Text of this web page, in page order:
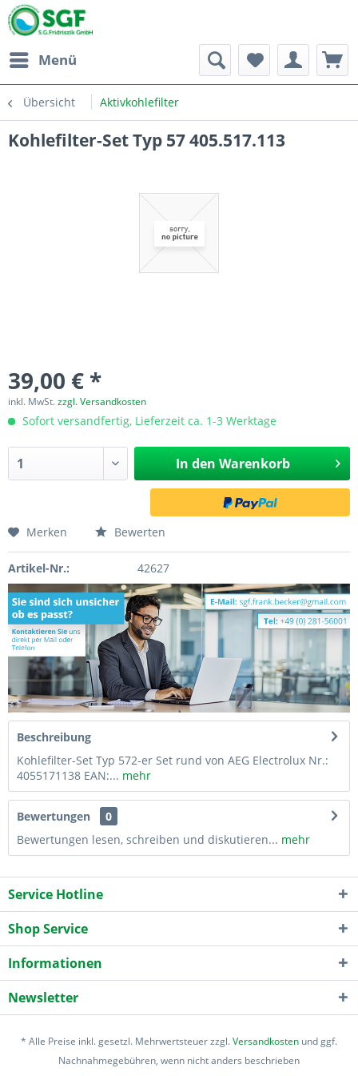
Menü
Übersicht Aktivkohlefilter
Kohlefilter-Set Typ 57 405.517.113
39,00 € *
inkl. MwSt.zzgl. Versandkosten
Sofort versandfertig, Lieferzeit ca. 1-3 Werktage
In den Warenkorb
Merken Bewerten
Artikel-Nr.: 42627
Beschreibung
Kohlefilter-Set Typ 572-er Set rund von AEG Electrolux Nr.:
4055171138 EAN:... mehr
Bewertungen
0
Bewertungen lesen, schreiben und diskutieren... mehr
Service Hotline
Shop Service
Informationen
Newsletter
* Alle Preise inkl. gesetzl. Mehrwertsteuer zzgl.Versandkosten und ggf.
Nachnahmegebühren, wenn nicht anders beschrieben